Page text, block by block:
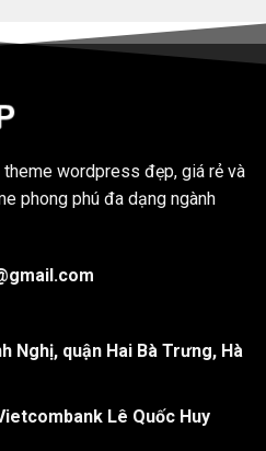
wordpress đẹp, giá rẻ và
phong phú đa dạng ngành
Nghị, quận Hai Bà Trưng, Hà
Lê Quốc Huy